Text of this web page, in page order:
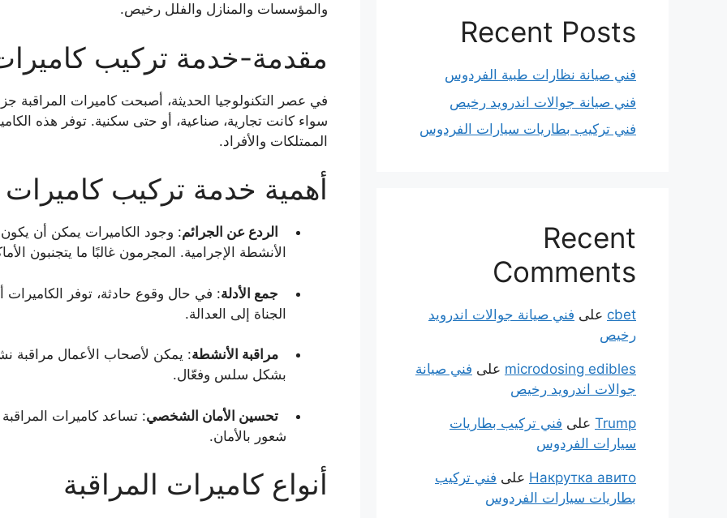
والمؤسسات والمنازل والفلل رخيص.
مقدمة-خدمة تركيب
في عصر التكنولوجيا الحديثة، أصبحت كاميرات المراقبة
سواء كانت تجارية، صناعية، أو حتى سكنية. توفر هذه
الممتلكات والأفراد.
أهمية خدمة تركيب كاميرات
الردع عن الجرائم: وجود الكاميرات يمكن أن يكون
الأنشطة الإجرامية. المجرمون غالبًا ما يتجنبون
جمع الأدلة: في حال وقوع حادثة، توفر الكاميرات
الجناة إلى العدالة.
مراقبة الأنشطة: يمكن لأصحاب الأعمال مراقبة
بشكل سلس وفعّال.
تحسين الأمان الشخصي: تساعد كاميرات
شعور بالأمان.
أنواع كاميرات المراقبة
Recent Posts
فني صيانة نظارات طبية الفردوس
فني صيانة جوالات اندرويد رخيص
فني تركيب بطاريات سيارات الفردوس
Recent
Comments
cbet على فني صيانة جوالات اندرويد
رخيص
microdosing edibles على فني صيانة
جوالات اندرويد رخيص
Trump على فني تركيب بطاريات
سيارات الفردوس
Накрутка авито على فني تركيب
بطاريات سيارات الفردوس